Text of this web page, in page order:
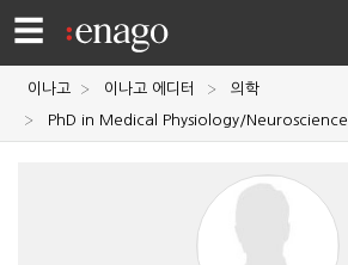
☰
영문
이나고 이나고 에디터
의학
PhD in Medical Physiology/Neuroscience